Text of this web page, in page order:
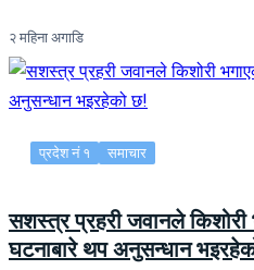
२ महिना अगाडि
प्रदेश नं १ समाचार
सशस्त्र प्रहरी जवानले
घटनाबारे थप अनुसन्धान